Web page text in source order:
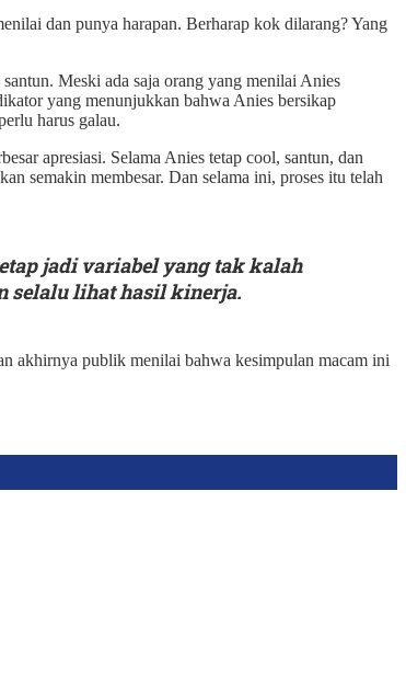
dan punya harapan. Berharap kok dilarang? Yang
Meski ada saja orang yang menilai Anies
yang menunjukkan bahwa Anies bersikap
harus galau.
apresiasi. Selama Anies tetap cool, santun, dan
semakin membesar. Dan selama ini, proses itu telah
jadi variabel yang tak kalah
selalu lihat hasil kinerja.
akhirnya publik menilai bahwa kesimpulan macam ini